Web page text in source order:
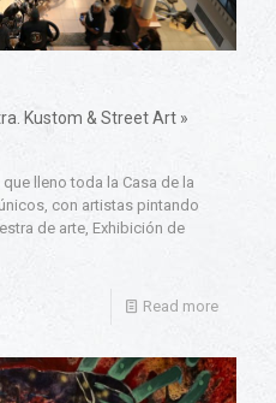
Kustom & Street Art »
lleno toda la Casa de la
con artistas pintando
de arte, Exhibición de
Read more